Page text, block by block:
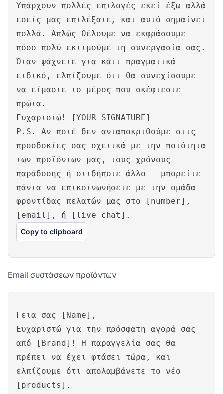
Υπάρχουν πολλές επιλογές εκεί έξω αλλά
εσείς μας επιλέξατε, και αυτό σημαίνει
πολλά. Απλώς θέλουμε να εκφράσουμε
πόσο πολύ εκτιμούμε τη συνεργασία σας.
Όταν ψάχνετε για κάτι πραγματικά
ειδικό, ελπίζουμε ότι θα συνεχίσουμε
να είμαστε το μέρος που σκέφτεστε
πρώτα.
Ευχαριστώ! [YOUR SIGNATURE]
P.S. Αν ποτέ δεν ανταποκριθούμε στις
προσδοκίες σας σχετικά με την ποιότητα
των προϊόντων μας, τους χρόνους
παράδοσης ή οτιδήποτε άλλο – μπορείτε
πάντα να επικοινωνήσετε με την ομάδα
φροντίδας πελατών μας στο [number],
[email], ή [live chat].
Copy to clipboard
Email συστάσεων προϊόντων
Γεια σας [Name],
Ευχαριστώ για την πρόσφατη αγορά σας
από [Brand]! Η παραγγελία σας θα
πρέπει να έχει φτάσει τώρα, και
ελπίζουμε ότι απολαμβάνετε το νέο
[products].